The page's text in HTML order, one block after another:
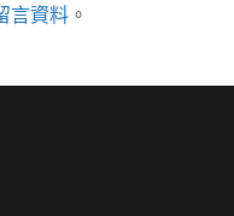
言資料 。